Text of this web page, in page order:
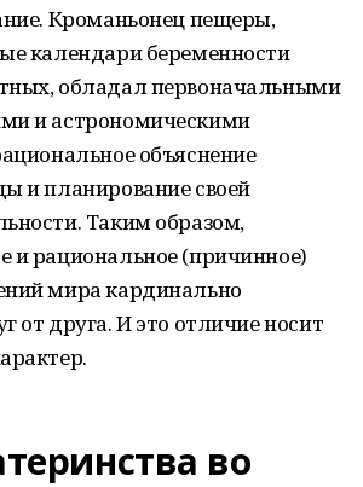
Кроманьонец пещеры,
календари беременности
обладал первоначальными
и астрономическими
объяснение
и планирование своей
Таким образом,
и рациональное (причинное)
мира кардинально
от друга. И это отличие носит
во